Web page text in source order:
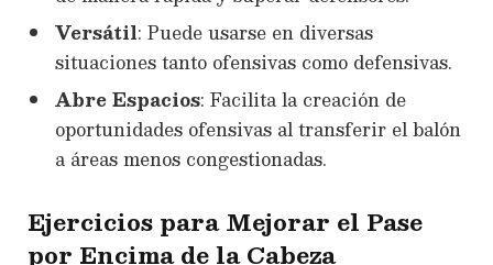
Versátil: Puede usarse en diversas
situaciones tanto ofensivas como defensivas.
Abre Espacios: Facilita la creación de
oportunidades ofensivas al transferir el balón
a áreas menos congestionadas.
Ejercicios para Mejorar el Pase
por Encima de la Cabeza